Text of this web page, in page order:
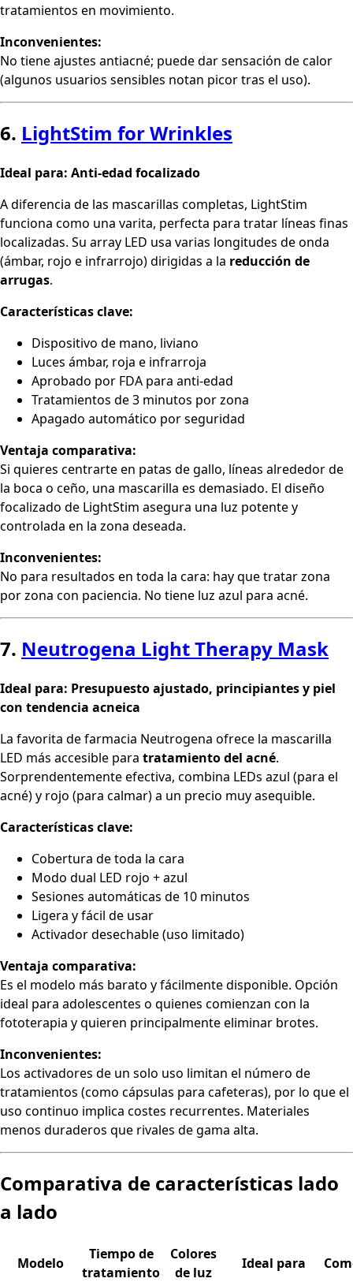
tratamientos en movimiento.
Inconvenientes:
No tiene ajustes antiacné; puede dar sensación de calor
(algunos usuarios sensibles notan picor tras el uso).
6. LightStim for Wrinkles
Ideal para: Anti-edad focalizado
A diferencia de las mascarillas completas, LightStim
funciona como una varita, perfecta para tratar líneas finas
localizadas. Su array LED usa varias longitudes de onda
(ámbar, rojo e infrarrojo) dirigidas a la reducción de
arrugas.
Características clave:
Dispositivo de mano, liviano
Luces ámbar, roja e infrarroja
Aprobado por FDA para anti-edad
Tratamientos de 3 minutos por zona
Apagado automático por seguridad
Ventaja comparativa:
Si quieres centrarte en patas de gallo, líneas alrededor de
la boca o ceño, una mascarilla es demasiado. El diseño
focalizado de LightStim asegura una luz potente y
controlada en la zona deseada.
Inconvenientes:
No para resultados en toda la cara: hay que tratar zona
por zona con paciencia. No tiene luz azul para acné.
7. Neutrogena Light Therapy Mask
Ideal para: Presupuesto ajustado, principiantes y piel
con tendencia acneica
La favorita de farmacia Neutrogena ofrece la mascarilla
LED más accesible para tratamiento del acné.
Sorprendentemente efectiva, combina LEDs azul (para el
acné) y rojo (para calmar) a un precio muy asequible.
Características clave:
Cobertura de toda la cara
Modo dual LED rojo + azul
Sesiones automáticas de 10 minutos
Ligera y fácil de usar
Activador desechable (uso limitado)
Ventaja comparativa:
Es el modelo más barato y fácilmente disponible. Opción
ideal para adolescentes o quienes comienzan con la
fototerapia y quieren principalmente eliminar brotes.
Inconvenientes:
Los activadores de un solo uso limitan el número de
tratamientos (como cápsulas para cafeteras), por lo que el
uso continuo implica costes recurrentes. Materiales
menos duraderos que rivales de gama alta.
Comparativa de características lado
a lado
Modelo
Tiempo de
tratamiento
Colores
de luz
Ideal para